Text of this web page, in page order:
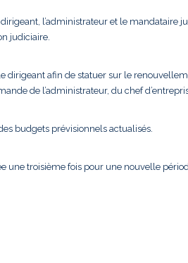
l’administrateur et le mandataire
judiciaire.
afin de statuer sur le
de l’administrateur, du chef
budgets prévisionnels actualisés.
une troisième fois pour une nouvelle